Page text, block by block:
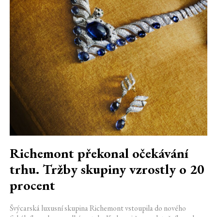
Richemont překonal očekávání
trhu. Tržby skupiny vzrostly o 20
procent
Švýcarská luxusní skupina Richemont vstoupila do nového